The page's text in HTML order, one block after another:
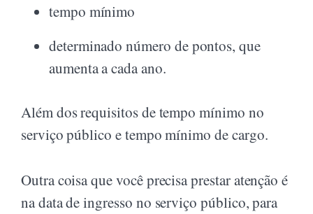
tempo mínimo
determinado número de pontos, que
aumenta a cada ano.
Além dos requisitos de tempo mínimo no
serviço público e tempo mínimo de cargo.
Outra coisa que você precisa prestar atenção é
na data de ingresso no serviço público, para